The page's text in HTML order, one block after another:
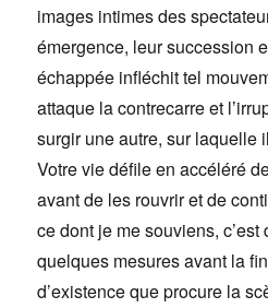
images intimes des
émergence, leur succession
échappée infléchit tel
attaque la contrecarre et
surgir une autre, sur laquelle
Votre vie défile en accéléré
avant de les rouvrir et de
ce dont je me souviens, c’est
quelques mesures avant la
d’existence que procure la